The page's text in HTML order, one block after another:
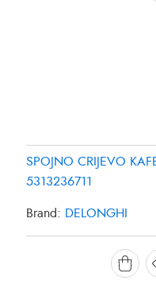
SPOJNO CRIJEVO
5313236711
Brand: DELONGHI